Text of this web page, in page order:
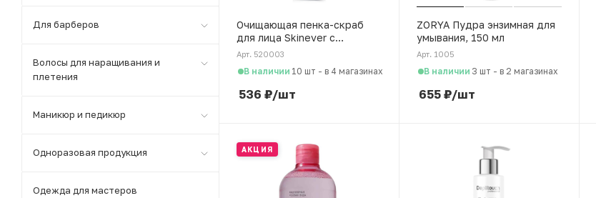
Очищающая пенка-скраб
для лица Skinever с
салициловой кислотой, 75
Арт. 520003
В наличии 10 шт - в 4 магазинах
536 ₽/шт
ZORYA Пудра энзимная для
умывания, 150 мл
Арт. 1005
В наличии 3 шт - в 2 магазинах
655₽/шт
АКЦИЯ
Для барберов
Волосы для наращивания и
плетения
Маникюр и педикюр
Одноразовая продукция
Одежда для мастеров